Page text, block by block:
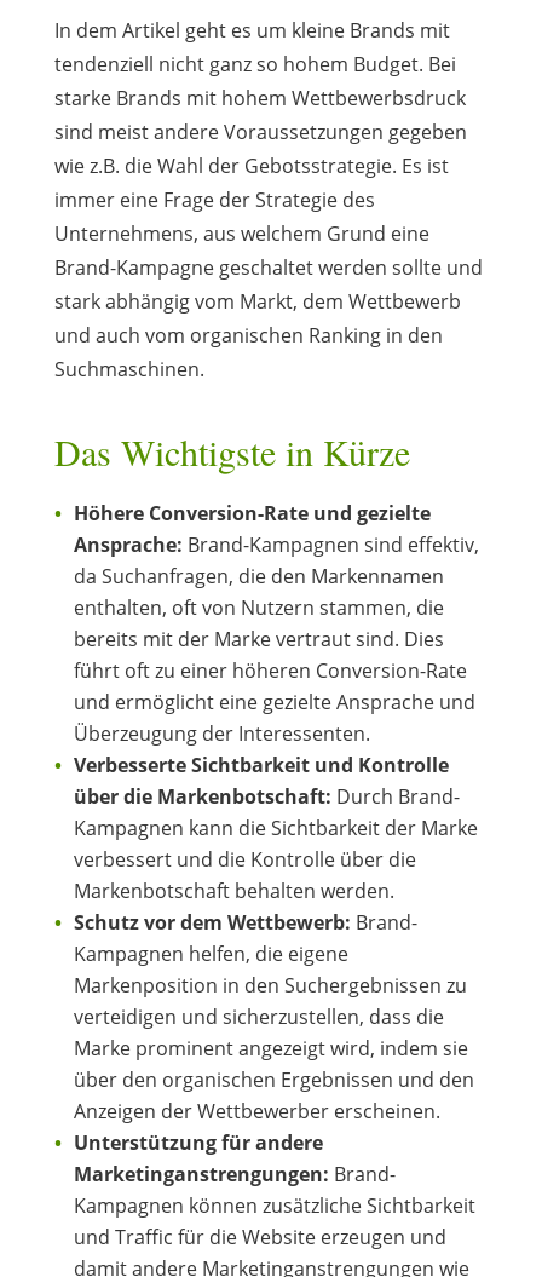
In dem Artikel geht es um kleine Brands mit
tendenziell nicht ganz so hohem Budget. Bei
starke Brands mit hohem Wettbewerbsdruck
sind meist andere Voraussetzungen gegeben
wie z.B. die Wahl der Gebotsstrategie. Es ist
immer eine Frage der Strategie des
Unternehmens, aus welchem Grund eine
Brand-Kampagne geschaltet werden sollte und
stark abhängig vom Markt, dem Wettbewerb
und auch vom organischen Ranking in den
Suchmaschinen.
Das Wichtigste in Kürze
Höhere Conversion-Rate und gezielte
Ansprache: Brand-Kampagnen sind effektiv,
da Suchanfragen, die den Markennamen
enthalten, oft von Nutzern stammen, die
bereits mit der Marke vertraut sind. Dies
führt oft zu einer höheren Conversion-Rate
und ermöglicht eine gezielte Ansprache und
Überzeugung der Interessenten.
Verbesserte Sichtbarkeit und Kontrolle
über die Markenbotschaft: Durch Brand-
Kampagnen kann die Sichtbarkeit der Marke
verbessert und die Kontrolle über die
Markenbotschaft behalten werden.
Schutz vor dem Wettbewerb: Brand-
Kampagnen helfen, die eigene
Markenposition in den Suchergebnissen zu
verteidigen und sicherzustellen, dass die
Marke prominent angezeigt wird, indem sie
über den organischen Ergebnissen und den
Anzeigen der Wettbewerber erscheinen.
Unterstützung für andere
Marketinganstrengungen: Brand-
Kampagnen können zusätzliche Sichtbarkeit
und Traffic für die Website erzeugen und
damit andere Marketinganstrengungen wie